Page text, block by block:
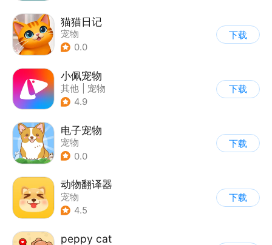
猫猫日记
宠物
0.0
下载
小佩宠物
其他
宠物
4.9
下载
电子宠物
宠物
0.0
下载
动物翻译器
宠物
4.5
下载
peppy cat